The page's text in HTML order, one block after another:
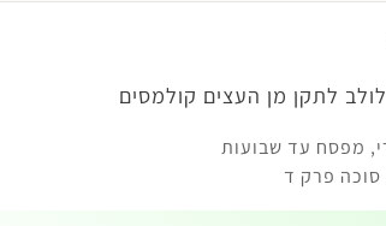
לתקן מן העצים קולמסים
, מפסח עד שבועות
פרק ד